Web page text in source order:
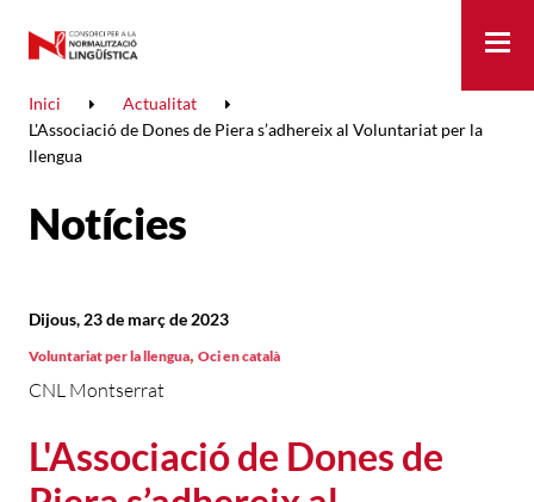
Inici
Actualitat
L'Associació de Dones de Piera s’adhereix al Voluntariat per la
llengua
Notícies
L'Associació de Dones de
CNL Montserrat
Dijous, 23 de març de 2023
Voluntariat per la llengua, Oci en català